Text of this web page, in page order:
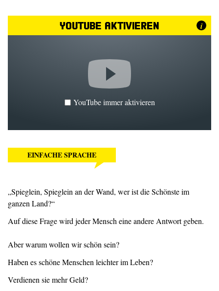
YouTube aktivieren i
YouTube immer aktivieren
EINFACHE SPRACHE
„Spieglein, Spieglein an der Wand, wer ist die Schönste im
ganzen Land?“
Auf diese Frage wird jeder Mensch eine andere Antwort geben.
Aber warum wollen wir schön sein?
Haben es schöne Menschen leichter im Leben?
Verdienen sie mehr Geld?